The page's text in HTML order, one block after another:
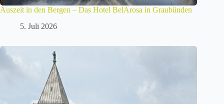
Auszeit in den Bergen – Das Hotel BelArosa in Graubünden
5. Juli 2026